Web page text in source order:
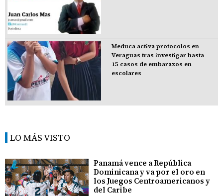
Meduca activa protocolos en
Veraguas tras investigar hasta
15 casos de embarazos en
escolares
LO MÁS VISTO
Panamá vence a República
Dominicana y va por el oro en
los Juegos Centroamericanos y
del Caribe